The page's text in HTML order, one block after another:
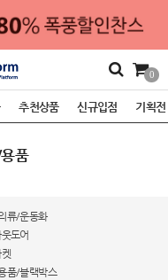
0
추천상품 신규입점 기획전
품
류/운동화
도어
품/블랙박스